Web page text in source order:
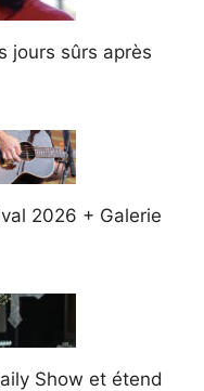
jours sûrs après
2026 + Galerie
Show et étend